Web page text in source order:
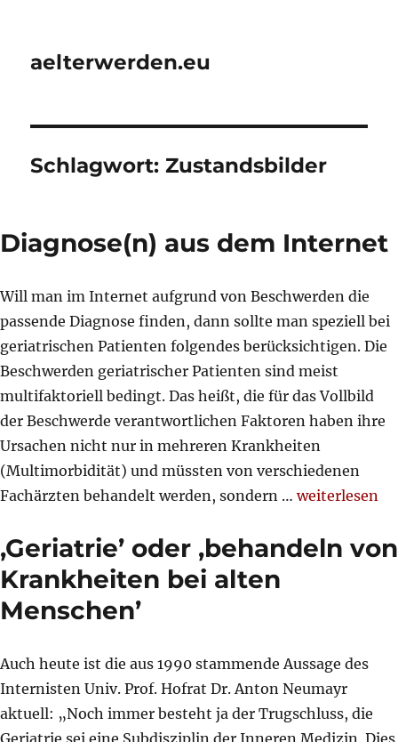
aelterwerden.eu
Schlagwort:Zustandsbilder
Diagnose(n) aus dem Internet
Will man im Internet aufgrund von Beschwerden die
passende Diagnose finden, dann sollte man speziell bei
geriatrischen Patienten folgendes berücksichtigen. Die
Beschwerden geriatrischer Patienten sind meist
multifaktoriell bedingt. Das heißt, die für das Vollbild
der Beschwerde verantwortlichen Faktoren haben ihre
Ursachen nicht nur in mehreren Krankheiten
(Multimorbidität) und müssten von verschiedenen
Fachärzten behandelt werden, sondern …„Diagnose(n)
weiterlesen
,Geriatrie’ oder ‚behandeln von
Krankheiten bei alten
Menschen’
Auch heute ist die aus 1990 stammende Aussage des
Internisten Univ. Prof. Hofrat Dr. Anton Neumayr
aktuell: „Noch immer besteht ja der Trugschluss, die
Geriatrie sei eine Subdisziplin der Inneren Medizin. Dies